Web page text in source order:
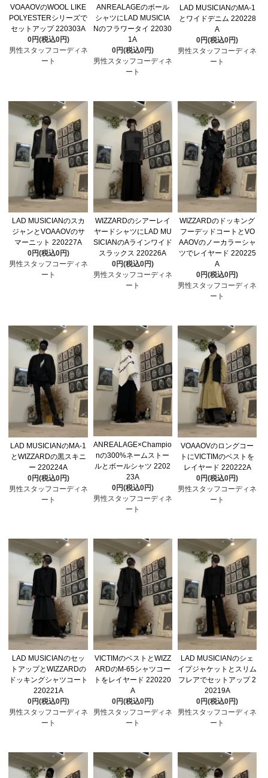
VOAAOVのWOOL LIKE
POLYESTERシリーズで
セットアップ 220303A
0円(税込0円)
男性スタッフコーディネ
ート
ANREALAGEのボール
シャツにLAD MUSICIA
Nのフラワータイ 22030
1A
0円(税込0円)
男性スタッフコーディネ
ート
LAD MUSICIANのMA-1
とワイドデニム 220228
A
0円(税込0円)
男性スタッフコーディネ
ート
LAD MUSICIANのスカ
ジャンとVOAAOVのサ
マーニット 220227A
0円(税込0円)
男性スタッフコーディネ
ート
WIZZARDのシアーレイ
ヤードシャツにLAD MU
SICIANのAラインワイド
スラックス 220226A
0円(税込0円)
男性スタッフコーディネ
ート
WIZZARDのドッキング
フーデッドコートとVO
AAOVのノーカラーシャ
ツでレイヤード 220225
A
0円(税込0円)
男性スタッフコーディネ
ート
LAD MUSICIANのMA-1
とWIZZARDの黒スキニ
ー 220224A
0円(税込0円)
男性スタッフコーディネ
ート
ANREALAGE×Champio
nの300%ネームストー
ルとボールシャツ 2202
23A
0円(税込0円)
男性スタッフコーディネ
ート
VOAAOVのロングコー
トにVICTIMのベストを
レイヤード 220222A
0円(税込0円)
男性スタッフコーディネ
ート
LAD MUSICIANのセッ
トアップとWIZZARDの
ドッキングシャツコート
220221A
0円(税込0円)
男性スタッフコーディネ
ート
VICTIMのベストとWIZZ
ARDのM-65シャツコー
トをレイヤード 220220
A
0円(税込0円)
男性スタッフコーディネ
ート
LAD MUSICIANのシェ
イプジャケットとスリム
フレアでセットアップ 2
20219A
0円(税込0円)
男性スタッフコーディネ
ート